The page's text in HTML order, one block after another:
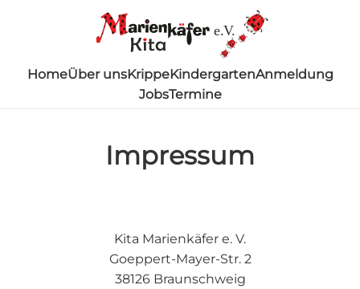
e.V.
HomeÜber unsKrippeKindergartenAnmeldung
JobsTermine
Impressum
Kita Marienkäfer e. V.
Goeppert-Mayer-Str. 2
38126 Braunschweig